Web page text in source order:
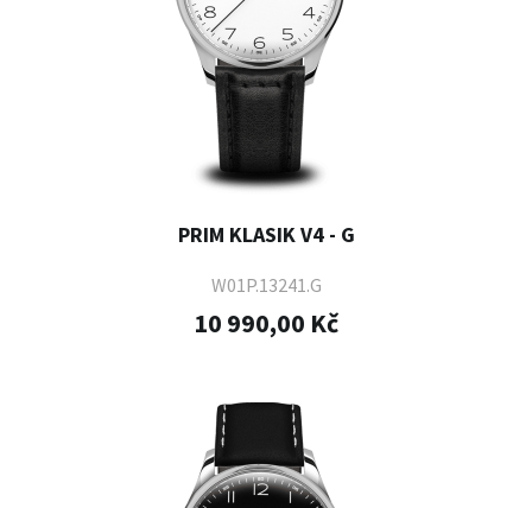
PRIM KLASIK V4 - G
W01P.13241.G
10 990,00 Kč